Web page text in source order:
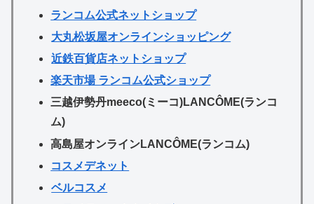
ランコム公式ネットショップ
大丸松坂屋オンラインショッピング
近鉄百貨店ネットショップ
楽天市場 ランコム公式ショップ
三越伊勢丹meeco(ミーコ)LANCÔME(ランコ
ム)
高島屋オンラインLANCÔME(ランコム)
コスメデネット
ベルコスメ